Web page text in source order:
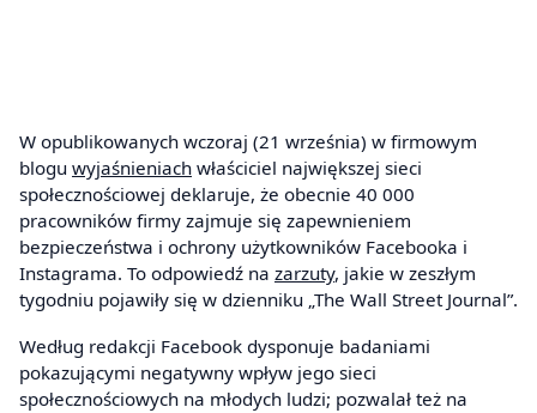
W opublikowanych wczoraj (21 września) w firmowym
blogu wyjaśnieniach właściciel największej sieci
społecznościowej deklaruje, że obecnie 40 000
pracowników firmy zajmuje się zapewnieniem
bezpieczeństwa i ochrony użytkowników Facebooka i
Instagrama. To odpowiedź na zarzuty, jakie w zeszłym
tygodniu pojawiły się w dzienniku „The Wall Street Journal”.
Według redakcji Facebook dysponuje badaniami
pokazującymi negatywny wpływ jego sieci
społecznościowych na młodych ludzi; pozwalał też na